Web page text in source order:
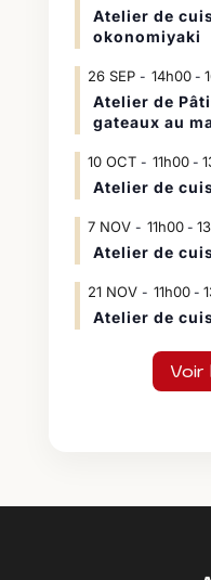
Atelier de
okonomiyaki
26 SEP 14h00-
Atelier de
gateaux au
10 OCT 11h00-
Atelier de
7 NOV 11h00-
Atelier de
21 NOV 11h00-
Atelier de
Voir